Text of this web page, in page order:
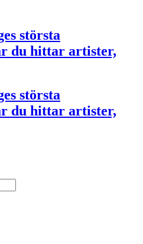
största
du hittar artister,
största
du hittar artister,